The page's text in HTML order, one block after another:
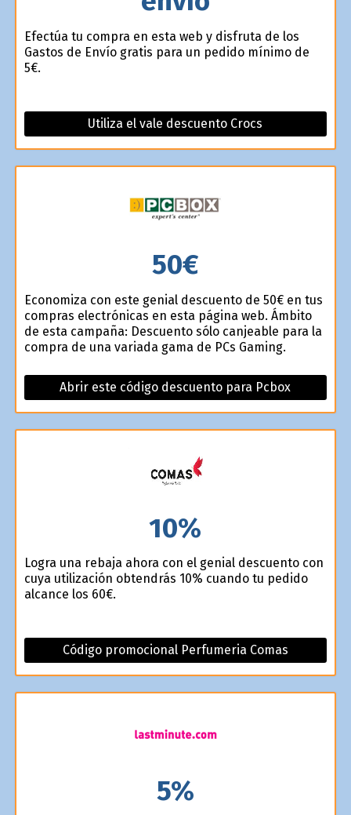
Efectúa tu compra en esta web y disfruta de los
Gastos de Envío gratis para un pedido mínimo de
5€.
Utiliza el vale descuento Crocs
50€
Economiza con este genial descuento de 50€ en tus
compras electrónicas en esta página web. Ámbito
de esta campaña: Descuento sólo canjeable para la
compra de una variada gama de PCs Gaming.
Abrir este código descuento para Pcbox
10%
Logra una rebaja ahora con el genial descuento con
cuya utilización obtendrás 10% cuando tu pedido
alcance los 60€.
Código promocional Perfumeria Comas
5%